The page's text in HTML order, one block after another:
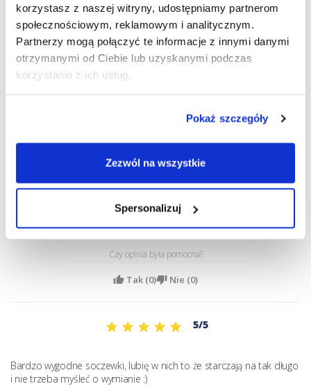
korzystasz z naszej witryny, udostępniamy partnerom
społecznościowym, reklamowym i analitycznym.
Partnerzy mogą połączyć te informacje z innymi danymi
otrzymanymi od Ciebie lub uzyskanymi podczas
korzystania z ich usług.
Pokaż szczegóły
Zezwól na wszystkie
Spersonalizuj
22.10.2019, 13:45 Nolan
Czy opinia była pomocna?
Noszą się idealnie, nie podrażniają oczu a sposób wymiany bardzo
mi odpowiada
23.08.2019, 15:16 Krystyna
Czy opinia była pomocna?
Tak (0) Nie (0)
5/5
Bardzo wygodne soczewki, lubię w nich to że starczają na tak długo
i nie trzeba myśleć o wymianie :)